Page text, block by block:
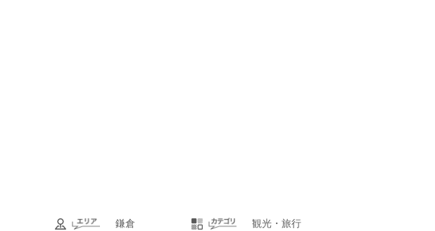
鎌倉 観光・旅行